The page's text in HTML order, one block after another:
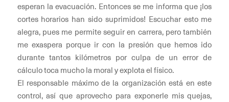
esperan la evacuación. Entonces se me informa que ¡los
cortes horarios han sido suprimidos! Escuchar esto me
alegra, pues me permite seguir en carrera, pero también
me exaspera porque ir con la presión que hemos ido
durante tantos kilómetros por culpa de un error de
cálculo toca mucho la moral y explota el físico.
El responsable máximo de la organización está en este
control, así que aprovecho para exponerle mis quejas,